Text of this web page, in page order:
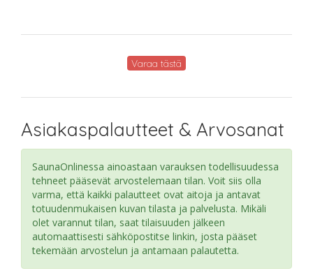
Varaa tästä
Asiakaspalautteet & Arvosanat
SaunaOnlinessa ainoastaan varauksen todellisuudessa
tehneet pääsevät arvostelemaan tilan. Voit siis olla
varma, että kaikki palautteet ovat aitoja ja antavat
totuudenmukaisen kuvan tilasta ja palvelusta. Mikäli
olet varannut tilan, saat tilaisuuden jälkeen
automaattisesti sähköpostitse linkin, josta pääset
tekemään arvostelun ja antamaan palautetta.